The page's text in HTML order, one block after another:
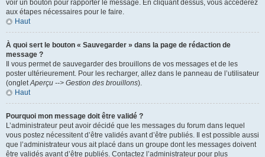
voir un bouton pour rapporter le message. En cliquant dessus, vous accéderez
aux étapes nécessaires pour le faire.
Haut
À quoi sert le bouton « Sauvegarder » dans la page de rédaction de
message ?
Il vous permet de sauvegarder des brouillons de vos messages et de les
poster ultérieurement. Pour les recharger, allez dans le panneau de l’utilisateur
(ongletAperçu --> Gestion des brouillons).
Haut
Pourquoi mon message doit être validé ?
L’administrateur peut avoir décidé que les messages du forum dans lequel
vous postez nécessitent d’être validés avant d’être publiés. Il est possible aussi
que l’administrateur vous ait placé dans un groupe dont les messages doivent
être validés avant d’être publiés. Contactez l’administrateur pour plus